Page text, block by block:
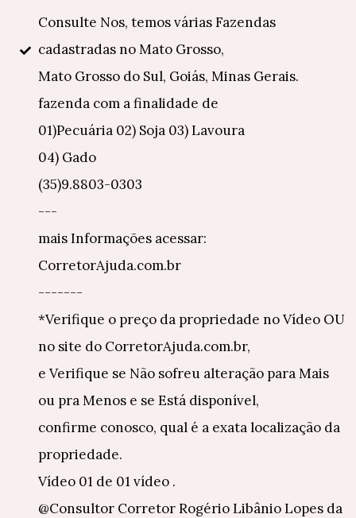
Consulte Nos, temos várias Fazendas
cadastradas no Mato Grosso,
Mato Grosso do Sul, Goiás, Minas Gerais.
fazenda com a finalidade de
01)Pecuária 02) Soja 03) Lavoura
04) Gado
(35)9.8803-0303
---
mais Informações acessar:
CorretorAjuda.com.br
-------
*Verifique o preço da propriedade no Vídeo OU
no site do CorretorAjuda.com.br,
e Verifique se Não sofreu alteração para Mais
ou pra Menos e se Está disponível,
confirme conosco, qual é a exata localização da
propriedade.
Vídeo 01 de 01 vídeo .
@Consultor Corretor Rogério Libânio Lopes da